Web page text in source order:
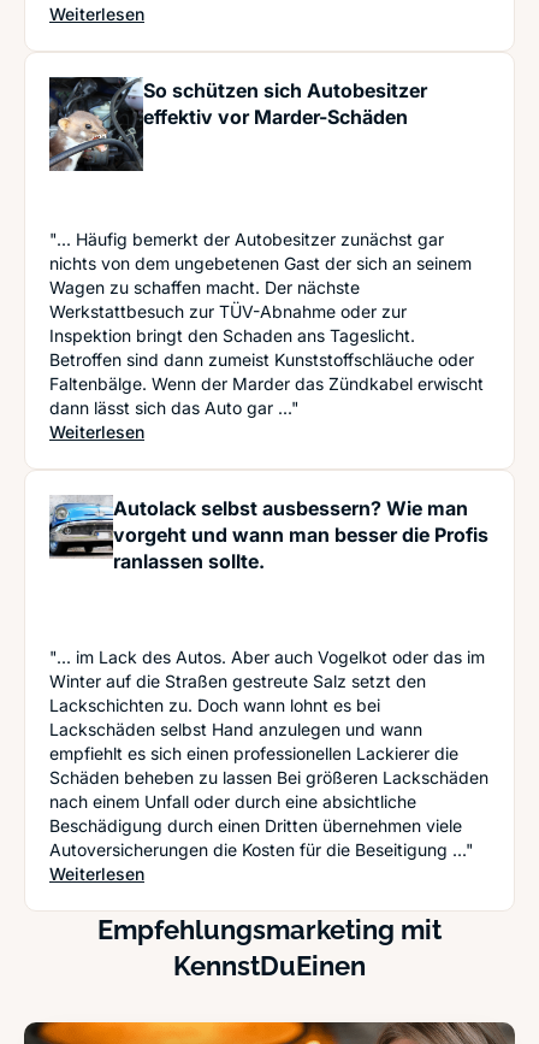
Weiterlesen: Welche Regeln gelten beim Scheibentausch
So schützen sich Autobesitzer
effektiv vor Marder-Schäden
"... Häufig bemerkt der Autobesitzer zunächst gar
nichts von dem ungebetenen Gast der sich an seinem
Wagen zu schaffen macht. Der nächste
Werkstattbesuch zur TÜV-Abnahme oder zur
Inspektion bringt den Schaden ans Tageslicht.
Betroffen sind dann zumeist Kunststoffschläuche oder
Faltenbälge. Wenn der Marder das Zündkabel erwischt
dann lässt sich das Auto gar ..."
Weiterlesen: So schützen sich Autobesitzer effektiv vor
Autolack selbst ausbessern? Wie man
vorgeht und wann man besser die Profis
ranlassen sollte.
"... im Lack des Autos. Aber auch Vogelkot oder das im
Winter auf die Straßen gestreute Salz setzt den
Lackschichten zu. Doch wann lohnt es bei
Lackschäden selbst Hand anzulegen und wann
empfiehlt es sich einen professionellen Lackierer die
Schäden beheben zu lassen Bei größeren Lackschäden
nach einem Unfall oder durch eine absichtliche
Beschädigung durch einen Dritten übernehmen viele
Autoversicherungen die Kosten für die Beseitigung ..."
Weiterlesen: Autolack selbst ausbessern? Wie man
Empfehlungsmarketing mit
KennstDuEinen